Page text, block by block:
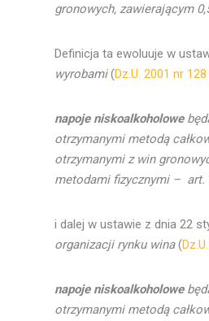
gronowych, zawierającym
Definicja ta ewoluuje w
wyrobami(Dz.U. 2001 nr
napoje niskoalkoholowe
otrzymanymi metodą
otrzymanymi z win
metodami fizycznymi – art.
i dalej w ustawie z dnia 22
organizacji rynku wina(
napoje niskoalkoholowe
otrzymanymi metodą